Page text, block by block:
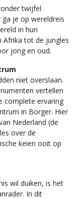
twijfel
je op wereldreis
in hun
Afrika tot de jungles
jong en oud.
niet overslaan.
vertellen
complete ervaring
in Borger. Hier
Nederland (de
over de
keien ooit op
wil duiken, is het
In dit